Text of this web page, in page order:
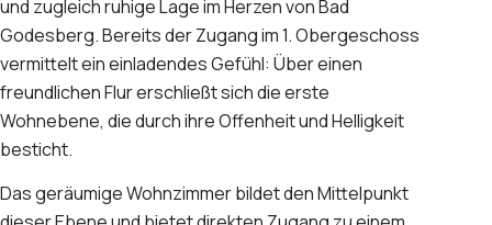
und zugleich ruhige Lage im Herzen von Bad
Godesberg. Bereits der Zugang im 1. Obergeschoss
vermittelt ein einladendes Gefühl: Über einen
freundlichen Flur erschließt sich die erste
Wohnebene, die durch ihre Offenheit und Helligkeit
besticht.
Das geräumige Wohnzimmer bildet den Mittelpunkt